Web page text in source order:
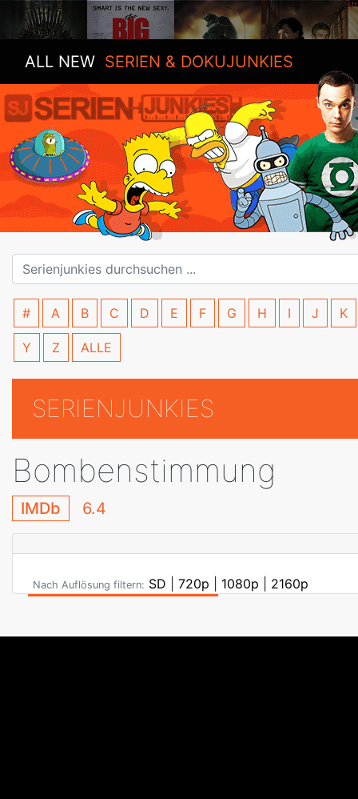
ALL NEW SERIEN & DOKUJUNKIES
# A B C D E F G H I J K
Y Z ALLE
SERIENJUNKIES
Bombenstimmung
IMDb 6.4
Nach Auflösung filtern: SD 720p 1080p 2160p